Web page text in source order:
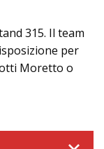
315. Il team
per
Moretto o